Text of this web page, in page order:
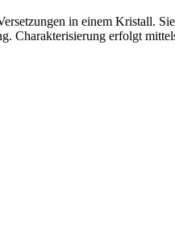
in einem Kristall.
Charakterisierung erfolgt